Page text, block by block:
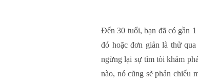
Đến 30 tuổi, bạn đã có gần
đó hoặc đơn giản là thử
ngừng lại sự tìm tòi khám
nào, nó cũng sẽ phản chiếu